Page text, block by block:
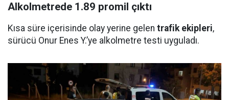
Alkolmetrede 1.89 promil çıktı
Kısa süre içerisinde olay yerine gelen trafik ekipleri,
sürücü Onur Enes Y.’ye alkolmetre testi uyguladı.